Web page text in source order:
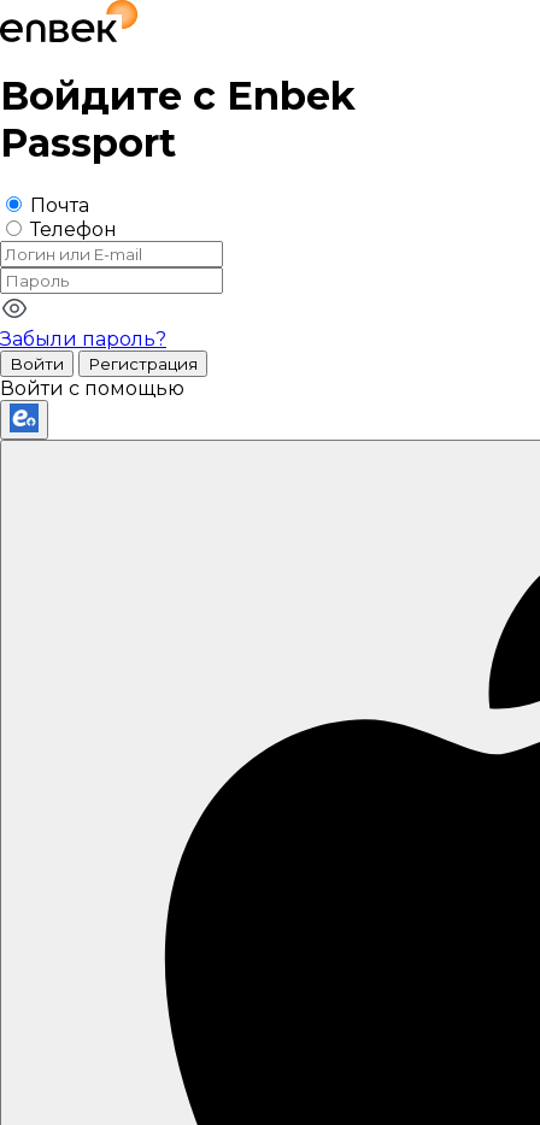
Войдите с Enbek
Passport
Почта
Телефон
Забыли пароль?
Войти Регистрация
Войти с помощью